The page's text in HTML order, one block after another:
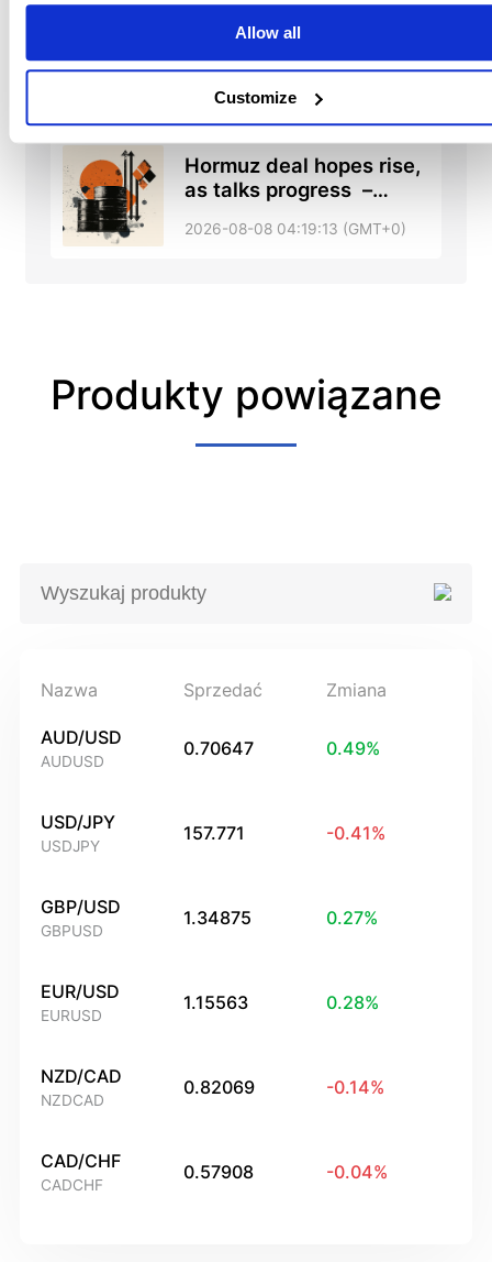
Allow all
Customize
Singapore: GDP revision
and forecast upgrade –
DBS
2026-08-08 04:27:00 (GMT+0)
Hormuz deal hopes rise,
as talks progress –
2026-08-08 04:19:13 (GMT+0)
Produkty powiązane
Nazwa Sprzedać Zmiana
AUD/USD
AUDUSD
0.70647 0.49%
USD/JPY
USDJPY
157.771 -0.41%
GBP/USD
GBPUSD
1.34875 0.27%
EUR/USD
EURUSD
1.15563 0.28%
NZD/CAD
NZDCAD
0.82069 -0.14%
CAD/CHF
CADCHF
0.57908 -0.04%